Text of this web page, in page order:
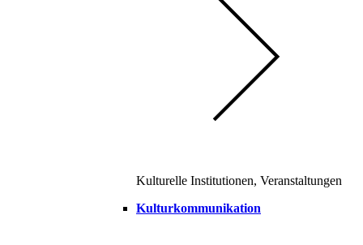
Kulturelle Institutionen, Veranstaltungen
Kulturkommunikation